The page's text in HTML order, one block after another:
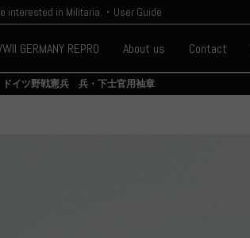
interested in Militaria.・User Guide
GERMANY REPRO About us Contact
イツ野戦憲兵 兵・下士官用袖章